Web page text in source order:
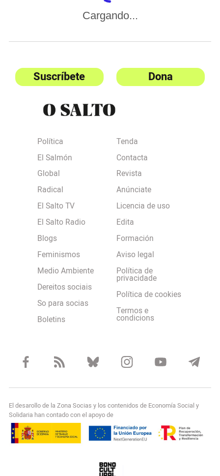
Cargando...
Suscríbete Dona
Política
El Salmón
Global
Radical
El Salto TV
El Salto Radio
Blogs
Feminismos
Medio Ambiente
Dereitos sociais
So para socias
Boletins
Tenda
Contacta
Revista
Anúnciate
Licencia de uso
Edita
Formación
Aviso legal
Política de
privacidade
Política de cookies
Termos e
condicions
El desarollo de la Zona Socias y los contenidos de Economía Social y
Solidaria han contado con el apoyo de